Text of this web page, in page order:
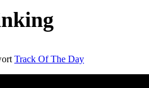
Track Of The Day